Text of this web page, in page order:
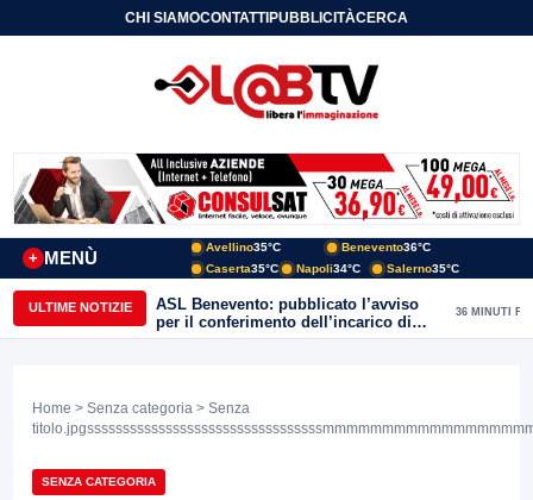
CHI SIAMOCONTATTIPUBBLICITÀCERCA
MENÙ
+
Avellino35°C Benevento36°C
Caserta35°C Napoli34°C Salerno35°C
ULTIME NOTIZIE
ASL Benevento: pubblicato l’avviso
per il conferimento dell’incarico di
Direttore della Unità Operativa
36 MINUTI FA
Home > Senza categoria > Senza
SENZA CATEGORIA